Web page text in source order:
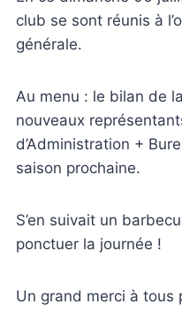
club se sont réunis à
générale.
Au menu : le bilan de
nouveaux
d’Administration +
saison prochaine.
S’en suivait un
ponctuer la journée !
Un grand merci à tous